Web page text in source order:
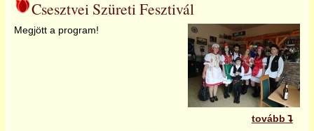
Csesztvei Szüreti Fesztivál
tovább
Megjött a program!